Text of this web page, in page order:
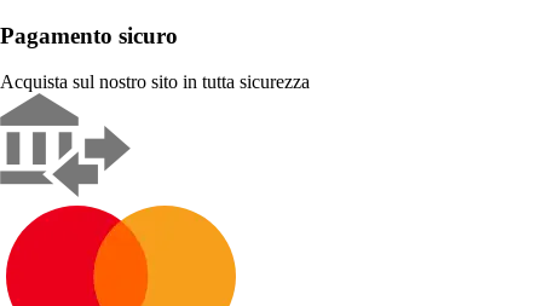
Pagamento sicuro
Acquista sul nostro sito in tutta sicurezza